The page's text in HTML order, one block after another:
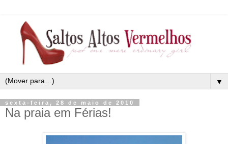
▼
sexta-feira, 28 de maio de 2010
Na praia em Férias!